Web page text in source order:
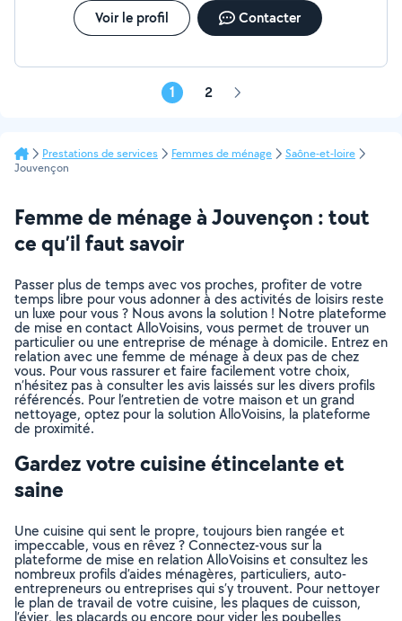
Voir le profil Contacter
1 2 Page
Prestations de services Femmes de ménage
Saône-et-loire
Jouvençon
Femme de ménage à Jouvençon : tout
ce qu’il faut savoir
Passer plus de temps avec vos proches, profiter de votre
temps libre pour vous adonner à des activités de loisirs reste
un luxe pour vous ? Nous avons la solution ! Notre plateforme
de mise en contact AlloVoisins, vous permet de trouver un
particulier ou une entreprise de ménage à domicile. Entrez en
relation avec une femme de ménage à deux pas de chez
vous. Pour vous rassurer et faire facilement votre choix,
n’hésitez pas à consulter les avis laissés sur les divers profils
référencés. Pour l’entretien de votre maison et un grand
nettoyage, optez pour la solution AlloVoisins, la plateforme
de proximité.
Gardez votre cuisine étincelante et
saine
Une cuisine qui sent le propre, toujours bien rangée et
impeccable, vous en rêvez ? Connectez-vous sur la
plateforme de mise en relation AlloVoisins et consultez les
nombreux profils d’aides ménagères, particuliers, auto-
entrepreneurs ou entreprises qui s’y trouvent. Pour nettoyer
le plan de travail de votre cuisine, les plaques de cuisson,
l’évier, les placards ou encore pour vider les poubelles